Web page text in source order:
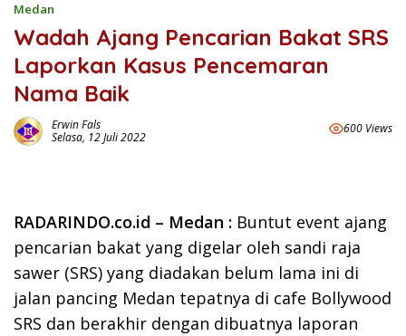
Medan
Wadah Ajang Pencarian Bakat SRS
Laporkan Kasus Pencemaran
Nama Baik
Erwin Fals
Selasa, 12 Juli 2022
600 Views
RADARINDO.co.id – Medan : Buntut event ajang
pencarian bakat yang digelar oleh sandi raja
sawer (SRS) yang diadakan belum lama ini di
jalan pancing Medan tepatnya di cafe Bollywood
SRS dan berakhir dengan dibuatnya laporan